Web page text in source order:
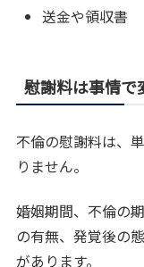
送金や領収書
慰謝料は事情で
不倫の慰謝料は、
りません。
婚姻期間、不倫の
の有無、発覚後の
があります。